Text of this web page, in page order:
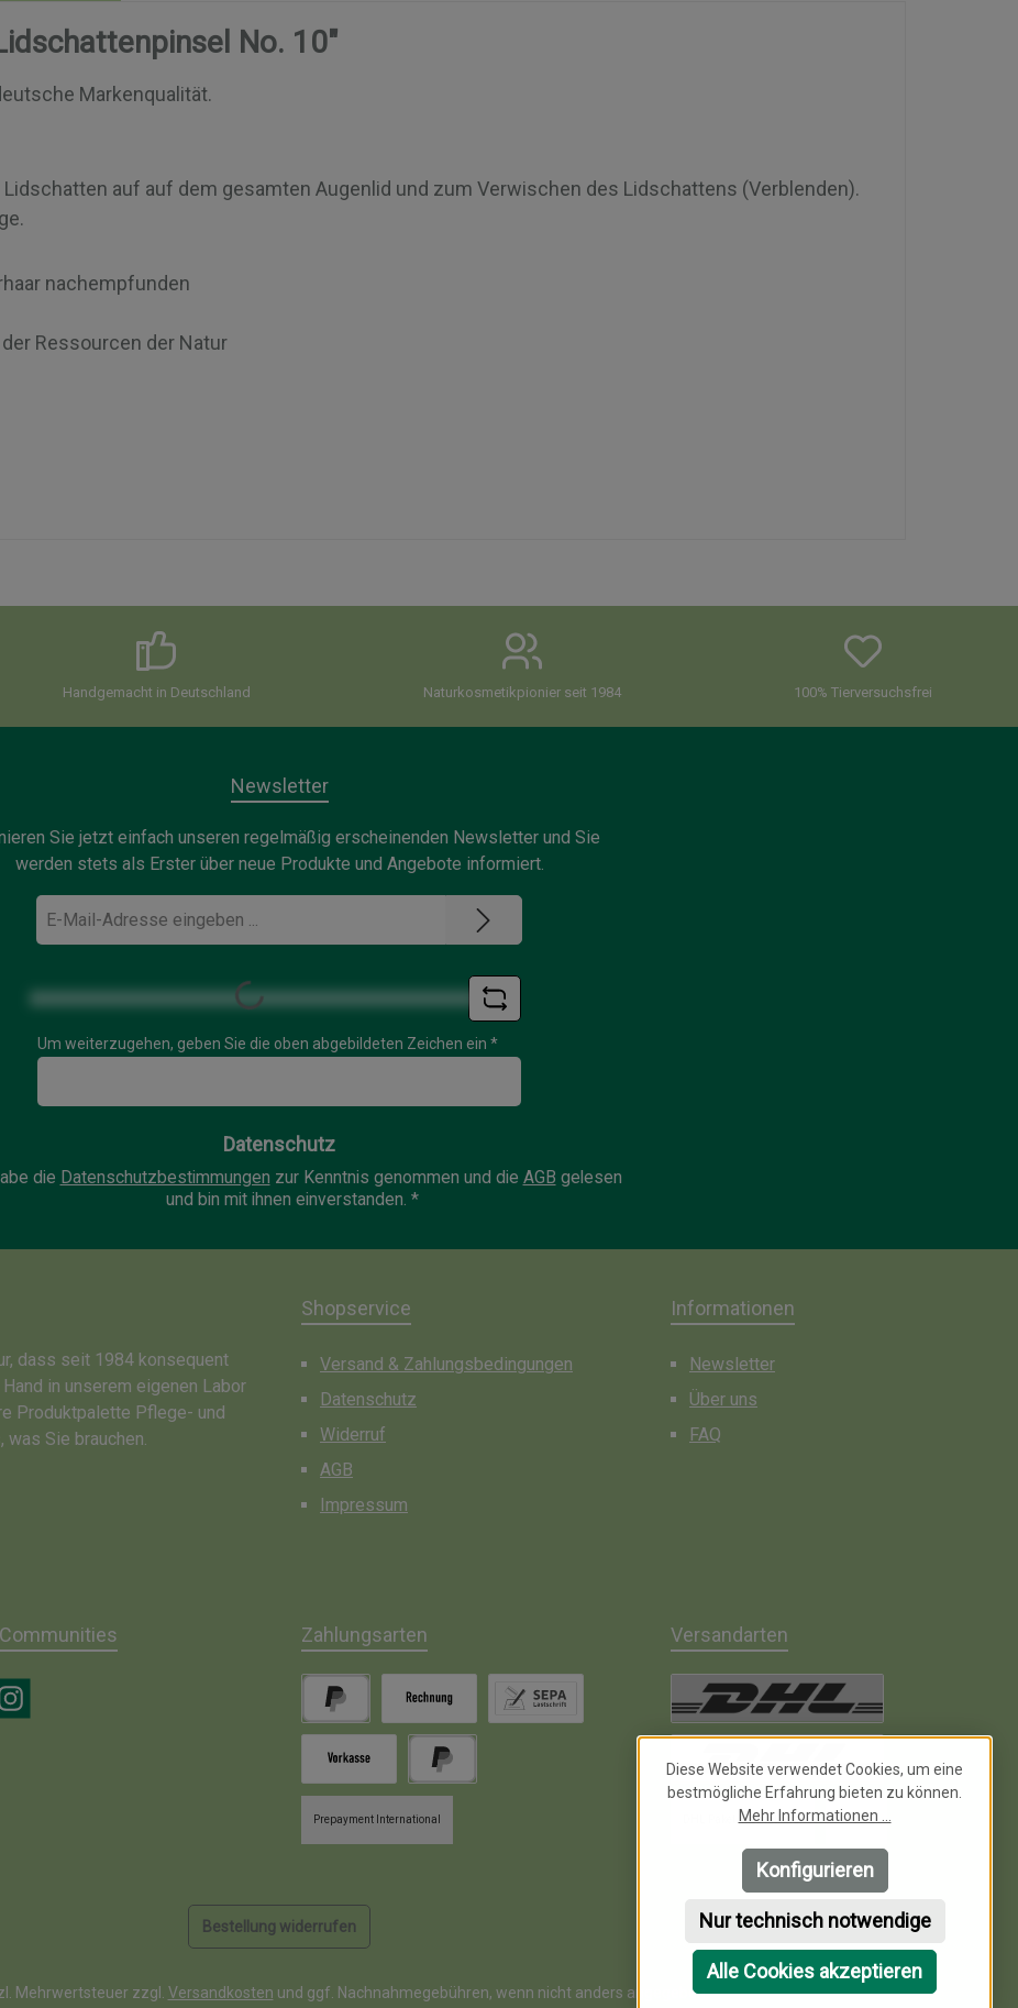
No. 10"
Markenqualität.
auf auf dem gesamten Augenlid und zum Verwischen des Lidschattens (Verblenden).
nachempfunden
Ressourcen der Natur
Handgemacht in Deutschland Naturkosmetikpionier seit 1984 100% Tierversuchsfrei
Newsletter
Sie jetzt einfach unseren regelmäßig erscheinenden Newsletter und Sie
werden stets als Erster über neue Produkte und Angebote informiert.
Mail-
Loading...
Um weiterzugehen, geben Sie die oben abgebildeten Zeichen ein *
Datenschutz
die Datenschutzbestimmungen zur Kenntnis genommen und die AGB gelesen
und bin mit ihnen einverstanden. *
dass seit 1984 konsequent
in unserem eigenen Labor
Produktpalette Pflege- und
Sie brauchen.
Shopservice
Versand & Zahlungsbedingungen
Datenschutz
Widerruf
AGB
Impressum
Informationen
Newsletter
Über uns
FAQ
Zahlungsarten
Rechnung
PayPal Lastschrift inkl. 2% Skonto
Vorkasse Später bezahlen
Prepayment International
Versandarten
DHL Paket
DHL Kleinpaket
DHL Paket International UPS NL
Bestellung widerrufen
Mehrwertsteuer zzgl. Versandkosten und ggf. Nachnahmegebühren, wenn nicht anders angegeben.
Diese Website verwendet Cookies, um eine
bestmögliche Erfahrung bieten zu können.
Mehr Informationen ...
Nur technisch notwendige
Konfigurieren
Alle Cookies akzeptieren